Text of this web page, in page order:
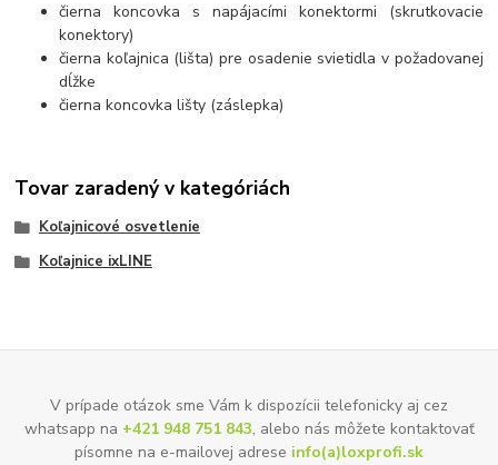
čierna koncovka s napájacími konektormi (skrutkovacie
konektory)
čierna koľajnica (lišta) pre osadenie svietidla v požadovanej
dĺžke
čierna koncovka lišty (záslepka)
Tovar zaradený v kategóriách
Koľajnicové osvetlenie
Koľajnice ixLINE
V prípade otázok sme Vám k dispozícii telefonicky aj cez
whatsapp na +421 948 751 843, alebo nás môžete kontaktovať
písomne na e-mailovej adrese info(a)loxprofi.sk